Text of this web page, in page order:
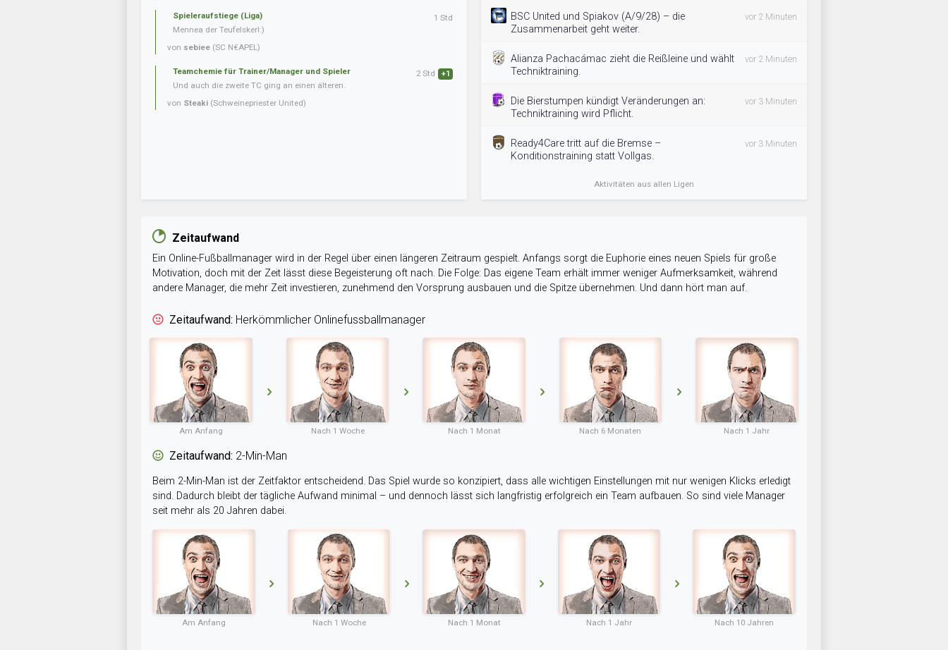
Spieleraufstiege (Liga)
Mennea der Teufelskerl:)
von sebiee (SC N€APEL)
1 Std
Teamchemie für Trainer/Manager und Spieler
Und auch die zweite TC ging an einen älteren.
von Steaki (Schweinepriester United)
2 Std +1
BSC United und Spiakov (A/9/28) – die
Zusammenarbeit geht weiter.
vor 2 Minuten
Alianza Pachacámac zieht die Reißleine und wählt
Techniktraining.
vor 2 Minuten
Die Bierstumpen kündigt Veränderungen an:
Techniktraining wird Pflicht.
vor 3 Minuten
Ready4Care tritt auf die Bremse –
Konditionstraining statt Vollgas.
vor 3 Minuten
Aktivitäten aus allen Ligen
Zeitaufwand
Ein Online-Fußballmanager wird in der Regel über einen längeren Zeitraum gespielt. Anfangs sorgt die Euphorie eines neuen Spiels für große
Motivation, doch mit der Zeit lässt diese Begeisterung oft nach. Die Folge: Das eigene Team erhält immer weniger Aufmerksamkeit, während
andere Manager, die mehr Zeit investieren, zunehmend den Vorsprung ausbauen und die Spitze übernehmen. Und dann hört man auf.
Zeitaufwand: Herkömmlicher Onlinefussballmanager
Am Anfang Nach 1 Woche Nach 1 Monat Nach 6 Monaten Nach 1 Jahr
Zeitaufwand: 2-Min-Man
Beim 2-Min-Man ist der Zeitfaktor entscheidend. Das Spiel wurde so konzipiert, dass alle wichtigen Einstellungen mit nur wenigen Klicks erledigt
sind. Dadurch bleibt der tägliche Aufwand minimal – und dennoch lässt sich langfristig erfolgreich ein Team aufbauen. So sind viele Manager
seit mehr als 20 Jahren dabei.
Am Anfang Nach 1 Woche Nach 1 Monat Nach 1 Jahr Nach 10 Jahren